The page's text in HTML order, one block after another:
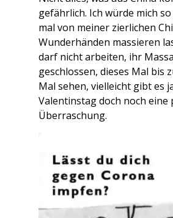
gefährlich. Ich würde mich
mal von meiner zierlichen
Wunderhänden massieren
darf nicht arbeiten, ihr
geschlossen, dieses Mal bis
Mal sehen, vielleicht gibt es
Valentinstag doch noch eine
Überraschung.